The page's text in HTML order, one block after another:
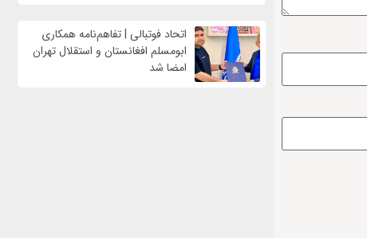
اتحاد فوتبالی | تفاهم‌نامه همکاری
ابومسلم افغانستان و استقلال تهران
امضا شد